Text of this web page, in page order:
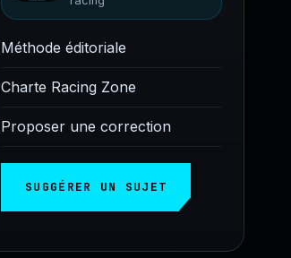
Méthode éditoriale
Charte Racing Zone
Proposer une correction
SUGGÉRER UN SUJET